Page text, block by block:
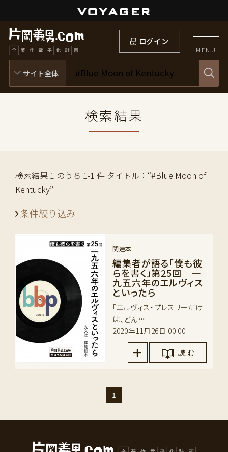
ログイン
MENU
検索結果
検索結果 1 のうち 1-1 件 タイトル：“#Blue Moon of
Kentucky”
条件絞り込み
関連本
編集者が語る「僕も彼
らを書く」第25回 一
九五六年のエルヴィス
といったら
「エルヴィス・プレスリーだけ
は、どん…
2020年11月26日 00:00
読 む
1